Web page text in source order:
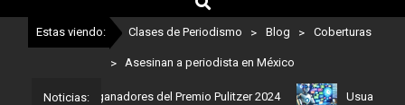
Estas viendo: Clases de Periodismo > Blog > Coberturas
> Asesinan a periodista en México
Noticias:
son los ganadores del Premio Pulitzer 2024 Usuarios de